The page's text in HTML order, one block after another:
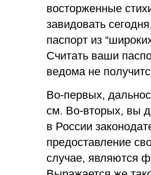
восторженные
завидовать
паспорт из
Считать ваши
ведома не
Во-первых,
см. Во-вторых, вы
в России
предоставление
случае, являются